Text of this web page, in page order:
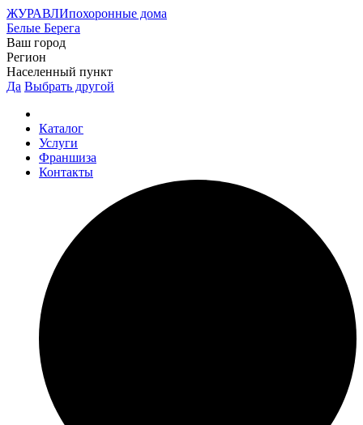
ЖУРАВЛИпохоронные дома
Белые Берега
Ваш город
Регион
Населенный пункт
Да Выбрать другой
Каталог
Услуги
Франшиза
Контакты